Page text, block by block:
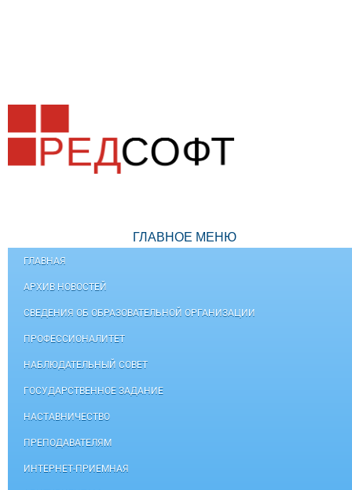
ГЛАВНОЕ МЕНЮ
ГЛАВНАЯ
АРХИВ НОВОСТЕЙ
СВЕДЕНИЯ ОБ ОБРАЗОВАТЕЛЬНОЙ ОРГАНИЗАЦИИ
ПРОФЕССИОНАЛИТЕТ
НАБЛЮДАТЕЛЬНЫЙ СОВЕТ
ГОСУДАРСТВЕННОЕ ЗАДАНИЕ
НАСТАВНИЧЕСТВО
ПРЕПОДАВАТЕЛЯМ
ИНТЕРНЕТ-ПРИЕМНАЯ